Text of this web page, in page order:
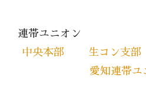
連帯ユニオン
中央本部
生コン支部
愛知連帯ユ